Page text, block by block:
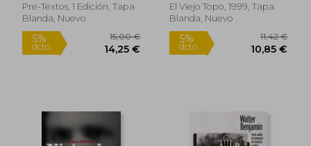
5% 5%
dcto.
Pre-Textos, 1 Edición, Tapa
Blanda, Nuevo
El Viejo Topo, 1999, Tapa
Blanda, Nuevo